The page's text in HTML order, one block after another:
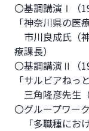
〇基調講演Ⅰ（
「神奈川県の医
市川良成氏（
療課長）
〇基調講演Ⅱ（
「サルビアねっ
三角隆彦先生
〇グループワー
「多職種にお